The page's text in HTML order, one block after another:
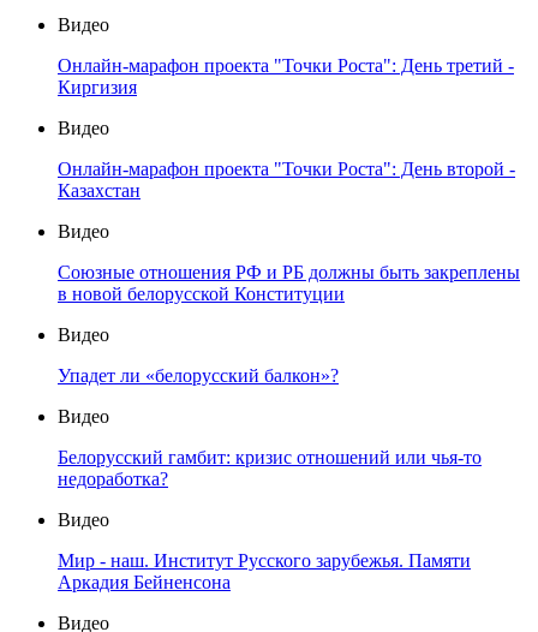
Видео
Онлайн-марафон проекта "Точки Роста": День третий -
Киргизия
Видео
Онлайн-марафон проекта "Точки Роста": День второй -
Казахстан
Видео
Союзные отношения РФ и РБ должны быть закреплены
в новой белорусской Конституции
Видео
Упадет ли «белорусский балкон»?
Видео
Белорусский гамбит: кризис отношений или чья-то
недоработка?
Видео
Мир - наш. Институт Русского зарубежья. Памяти
Аркадия Бейненсона
Видео